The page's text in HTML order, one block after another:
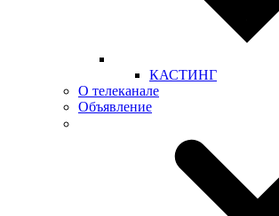
КАСТИНГ
О телеканале
Объявление